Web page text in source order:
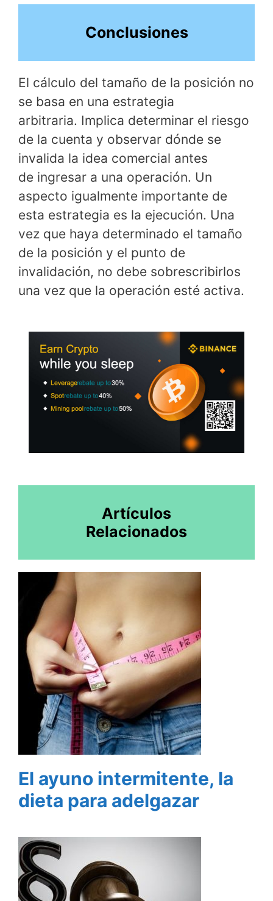
Conclusiones
El cálculo del tamaño de la posición no
se basa en una estrategia
arbitraria. Implica determinar el riesgo
de la cuenta y observar dónde se
invalida la idea comercial antes
de ingresar a una operación. Un
aspecto igualmente importante de
esta estrategia es la ejecución. Una
vez que haya determinado el tamaño
de la posición y el punto de
invalidación, no debe sobrescribirlos
una vez que la operación esté activa.
Artículos
Relacionados
El ayuno intermitente, la
dieta para adelgazar